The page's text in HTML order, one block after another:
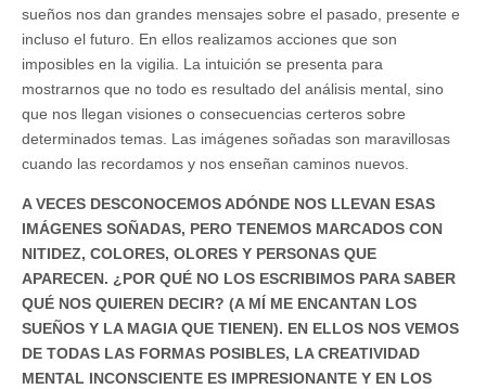
sueños nos dan grandes mensajes sobre el pasado, presente e
incluso el futuro. En ellos realizamos acciones que son
imposibles en la vigilia. La intuición se presenta para
mostrarnos que no todo es resultado del análisis mental, sino
que nos llegan visiones o consecuencias certeros sobre
determinados temas. Las imágenes soñadas son maravillosas
cuando las recordamos y nos enseñan caminos nuevos.
A VECES DESCONOCEMOS ADÓNDE NOS LLEVAN ESAS
IMÁGENES SOÑADAS, PERO TENEMOS MARCADOS CON
NITIDEZ, COLORES, OLORES Y PERSONAS QUE
APARECEN. ¿POR QUÉ NO LOS ESCRIBIMOS PARA SABER
QUÉ NOS QUIEREN DECIR? (A MÍ ME ENCANTAN LOS
SUEÑOS Y LA MAGIA QUE TIENEN). EN ELLOS NOS VEMOS
DE TODAS LAS FORMAS POSIBLES, LA CREATIVIDAD
MENTAL INCONSCIENTE ES IMPRESIONANTE Y EN LOS